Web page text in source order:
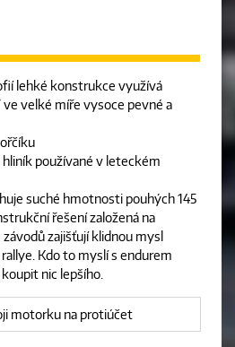
lehké konstrukce využívá
ve velké míře vysoce pevné a
hliník používané v leteckém
suché hmotnosti pouhých 145
řešení založená na
zajišťují klidnou mysl
Kdo to myslí s endurem
nic lepšího.
motorku na protiúčet